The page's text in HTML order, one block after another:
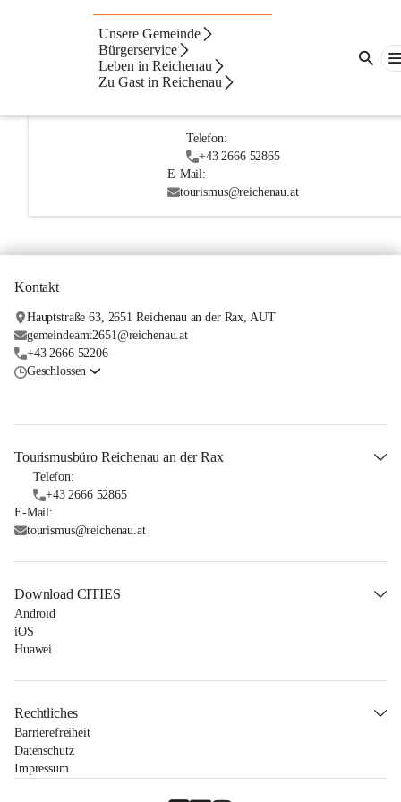
Unsere Gemeinde
Bürgerservice
Leben in Reichenau
Zu Gast in Reichenau
Beste Resultate Fußzeile
Suchergebnisse
Suchergebnisse:
Telefon:
+43 2666 52865
E-Mail:
tourismus@reichenau.at
Kontakt
Hauptstraße 63, 2651 Reichenau an der Rax, AUT
gemeindeamt2651@reichenau.at
+43 2666 52206
Geschlossen
Tourismusbüro Reichenau an der Rax
Telefon:
+43 2666 52865
E-Mail:
tourismus@reichenau.at
Download CITIES
Android
iOS
Huawei
Rechtliches
Barrierefreiheit
Datenschutz
Impressum